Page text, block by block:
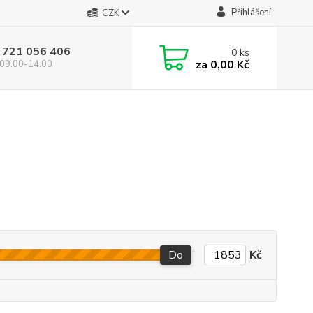
CZK Přihlášení
056 406
14.00
0ks
za 0,00 Kč
Do Kč